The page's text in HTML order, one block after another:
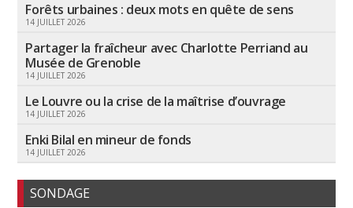
Forêts urbaines : deux mots en quête de sens
14 JUILLET 2026
Partager la fraîcheur avec Charlotte Perriand au
Musée de Grenoble
14 JUILLET 2026
Le Louvre ou la crise de la maîtrise d’ouvrage
14 JUILLET 2026
Enki Bilal en mineur de fonds
14 JUILLET 2026
SONDAGE